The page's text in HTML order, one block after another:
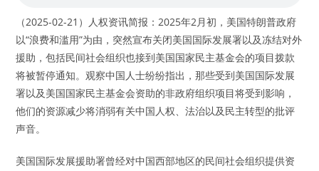
（2025-02-21）人权资讯简报：2025年2月初，美国特朗普政府
以“浪费和滥用”为由，突然宣布关闭美国国际发展署以及冻结对外
援助，包括民间社会组织也接到美国国家民主基金会的项目拨款
将被暂停通知。观察中国人士纷纷指出，那些受到美国国际发展
署以及美国国家民主基金会资助的非政府组织项目将受到影响，
他们的资源减少将消弱有关中国人权、法治以及民主转型的批评
声音。
美国国际发展援助署曾经对中国西部地区的民间社会组织提供资